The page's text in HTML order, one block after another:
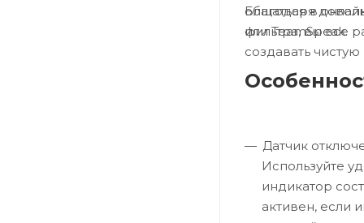
Благодаря
фильтра, вы все
создавать
общаться в
или TeamSpeak.
Датчик
Используйте
индикатор
активен, если